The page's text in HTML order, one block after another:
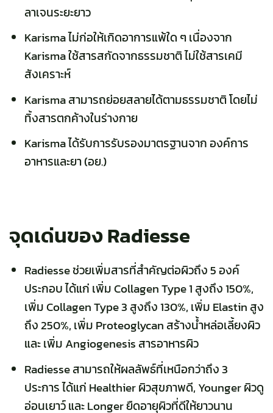
ลาเจนระยะยาว
Karisma ไม่ก่อให้เกิดอาการแพ้ใด ๆ เนื่องจาก
Karisma ใช้สารสกัดจากธรรมชาติ ไม่ใช้สารเคมี
สังเคราะห์
Karisma สามารถย่อยสลายได้ตามธรรมชาติ โดยไม่
ทิ้งสารตกค้างในร่างกาย
Karisma ได้รับการรับรองมาตรฐานจาก องค์การ
อาหารและยา (อย.)
จุดเด่นของ Radiesse
Radiesse ช่วยเพิ่มสารที่สำคัญต่อผิวถึง 5 องค์
ประกอบ ได้แก่ เพิ่ม Collagen Type 1 สูงถึง 150%,
เพิ่ม Collagen Type 3 สูงถึง 130%, เพิ่ม Elastin สูง
ถึง 250%, เพิ่ม Proteoglycan สร้างน้ำหล่อเลี้ยงผิว
และ เพิ่ม Angiogenesis สารอาหารผิว
Radiesse สามารถให้ผลลัพธ์ที่เหนือกว่าถึง 3
ประการ ได้แก่ Healthier ผิวสุขภาพดี, Younger ผิวดู
อ่อนเยาว์ และ Longer ยืดอายุผิวที่ดีให้ยาวนาน